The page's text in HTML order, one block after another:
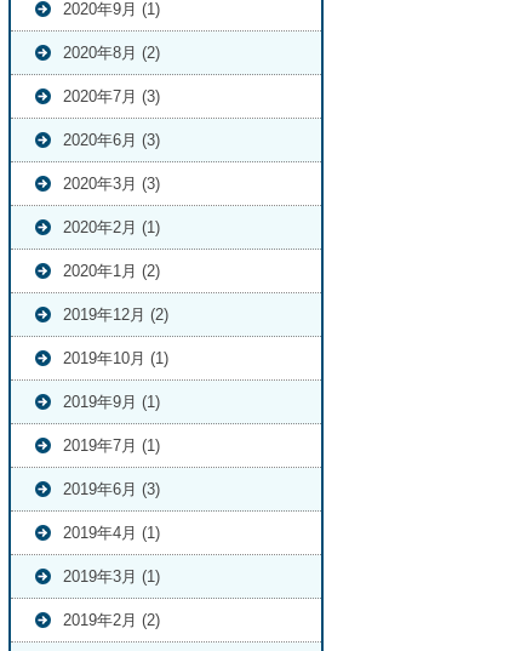
2020年9月 (1)
2020年8月 (2)
2020年7月 (3)
2020年6月 (3)
2020年3月 (3)
2020年2月 (1)
2020年1月 (2)
2019年12月 (2)
2019年10月 (1)
2019年9月 (1)
2019年7月 (1)
2019年6月 (3)
2019年4月 (1)
2019年3月 (1)
2019年2月 (2)